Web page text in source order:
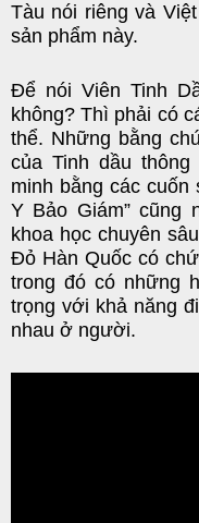
Tàu nói riêng và
sản phẩm này.
Để nói Viên Tinh
không? Thì phải có
thể. Những bằng
của Tinh dầu
minh bằng các cuốn
Y Bảo Giám” cũng
khoa học chuyên
Đỏ Hàn Quốc có
trong đó có những
trọng với khả năng
nhau ở người.